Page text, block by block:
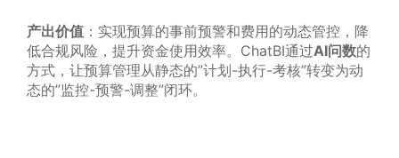
产出价值 ：实现预算的事前预警和费用的动态管控，降
低合规风险，提升资金使用效率。ChatBI通过AI问数的
方式，让预算管理从静态的”计划-执行-考核”转变为动
态的”监控-预警-调整”闭环。